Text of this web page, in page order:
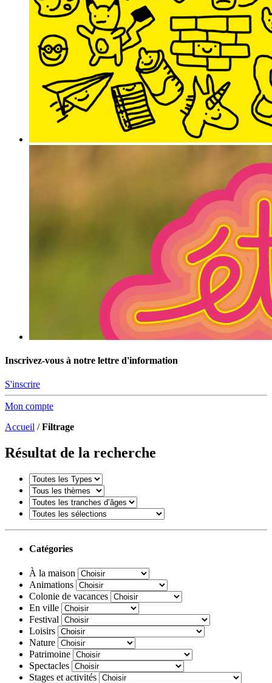
Inscrivez-vous à notre lettre d'information
S'inscrire
Mon compte
Accueil /Filtrage
Résultat de la recherche
Catégories
À la maison
Animations
Colonie de vacances
En ville
Festival
Loisirs
Nature
Patrimoine
Spectacles
Stages et activités